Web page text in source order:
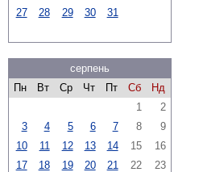
27
28 29 30 31
серпень
Пн
Вт Ср Чт Пт Сб
Нд
1
2
3
4 5 6 7 8
9
10
11 12 13 14 15
16
17
18 19 20 21 22
23